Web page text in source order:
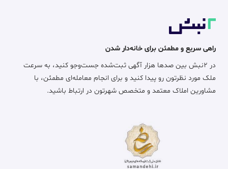
راهی سریع و مطمئن برای خانه‌دار شدن
در ۲نبش بین صدها هزار آگهی ثبت‌شده جست‌وجو کنید، به سرعت
ملک مورد نظرتون رو پیدا کنید و برای انجام معامله‌ای مطمئن، با
مشاورین املاک معتمد و متخصص شهرتون در ارتباط باشید.